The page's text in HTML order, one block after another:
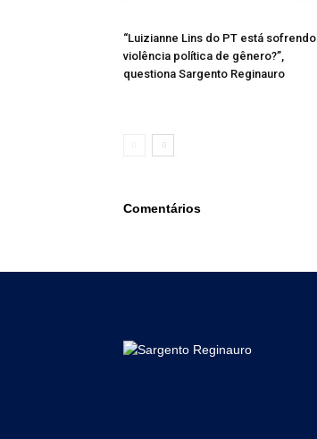
“Luizianne Lins do PT está sofrendo
violência política de gênero?”,
questiona Sargento Reginauro
Comentários